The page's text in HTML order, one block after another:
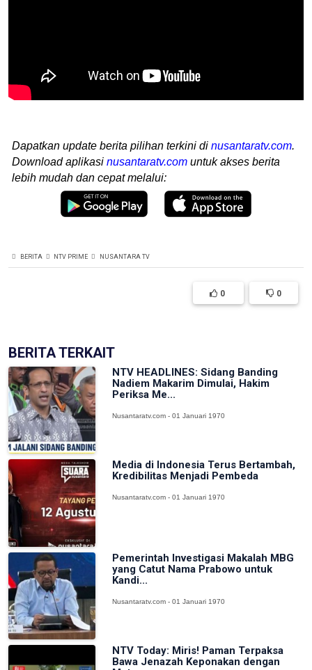
Dapatkan update berita pilihan terkini di nusantaratv.com.
Download aplikasi nusantaratv.com untuk akses berita
lebih mudah dan cepat melalui:
BERITA NTV PRIME NUSANTARA TV
0 0
BERITA TERKAIT
NTV HEADLINES: Sidang Banding
Nadiem Makarim Dimulai, Hakim
Periksa Me...
Nusantaratv.com - 01 Januari 1970
Media di Indonesia Terus Bertambah,
Kredibilitas Menjadi Pembeda
Nusantaratv.com - 01 Januari 1970
Pemerintah Investigasi Makalah MBG
yang Catut Nama Prabowo untuk
Kandi...
Nusantaratv.com - 01 Januari 1970
NTV Today: Miris! Paman Terpaksa
Bawa Jenazah Keponakan dengan